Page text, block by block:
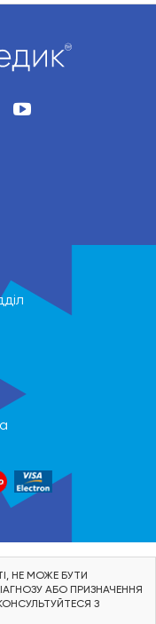
НЕ МОЖЕ БУТИ
АБО ПРИЗНАЧЕННЯ
З